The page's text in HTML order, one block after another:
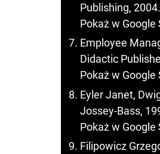
Publishing, 2004.
Pokaż w Google
Employee
Didactic
Pokaż w Google
Eyler Janet,
Jossey-Bass,
Pokaż w Google
Filipowicz